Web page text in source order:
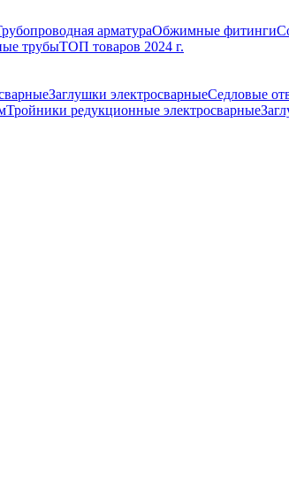
арматураОбжимные фитинги
трубыТОП товаров 2024 г.
Заглушки электросварныеСедловые
Тройники редукционные электросварные